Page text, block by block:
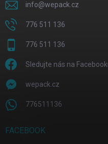
info@wepack.cz
776 511 136
776 511 136
Sledujte nás na
wepack.cz
776511136
FACEBOOK